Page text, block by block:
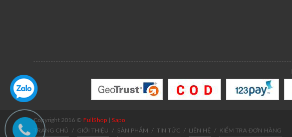
Copyright 2016 © FullShop
Sapo
TRANG CHỦ
/ GIỚI THIỆU / SẢN PHẨM / TIN TỨC / LIÊN HỆ / KIỂM TRA ĐƠN HÀNG